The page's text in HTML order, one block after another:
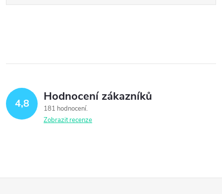
4,8 Hodnocení zákazníků
181 hodnocení
Zobrazit recenze